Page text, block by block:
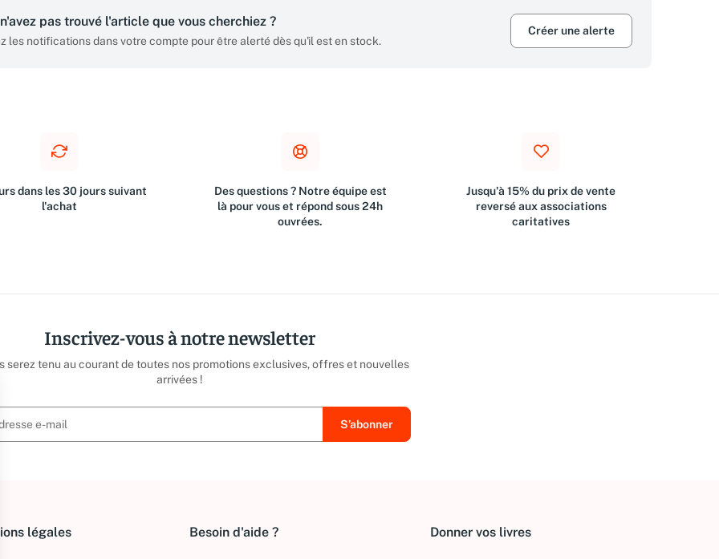
pas trouvé l'article que vous cherchiez ?
les notifications dans votre compte pour être alerté dès qu'il est en stock.
Créer une alerte
dans les 30 jours suivant
l'achat
Des questions ? Notre équipe est
là pour vous et répond sous 24h
ouvrées.
Jusqu'à 15% du prix de vente
reversé aux associations
caritatives
Inscrivez-vous à notre newsletter
serez tenu au courant de toutes nos promotions exclusives, offres et nouvelles
arrivées !
légales Besoin d'aide ? Donner vos livres